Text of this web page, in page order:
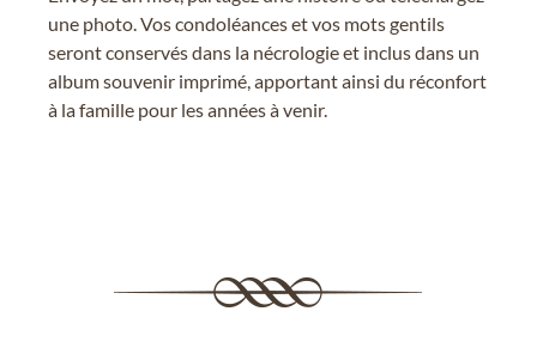
une photo. Vos condoléances et vos mots gentils
seront conservés dans la nécrologie et inclus dans un
album souvenir imprimé, apportant ainsi du réconfort
à la famille pour les années à venir.